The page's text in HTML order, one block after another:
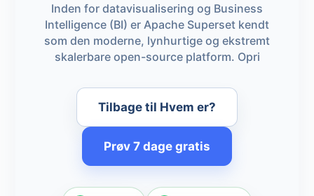
Inden for datavisualisering og Business
Intelligence (BI) er Apache Superset kendt
som den moderne, lynhurtige og ekstremt
skalerbare open-source platform. Opri
Tilbage til Hvem er?
Prøv 7 dage gratis